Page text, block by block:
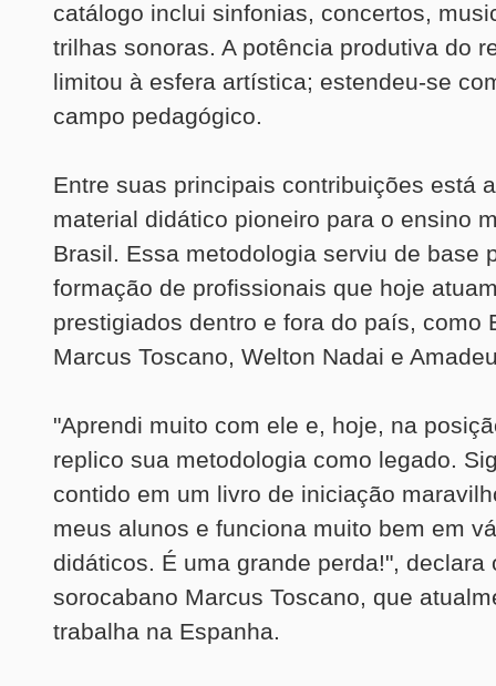
catálogo inclui sinfonias, concertos,
trilhas sonoras. A potência produtiva do
limitou à esfera artística; estendeu-se
campo pedagógico.
Entre suas principais contribuições está
material didático pioneiro para o ensino
Brasil. Essa metodologia serviu de base
formação de profissionais que hoje
prestigiados dentro e fora do país, como
Marcus Toscano, Welton Nadai e
"Aprendi muito com ele e, hoje, na
replico sua metodologia como legado.
contido em um livro de iniciação
meus alunos e funciona muito bem em
didáticos. É uma grande perda!", declara
sorocabano Marcus Toscano, que
trabalha na Espanha.